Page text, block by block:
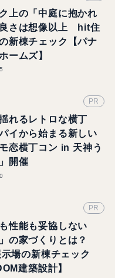
上の「中庭に抱かれ
さは想像以上 hit住
新棟チェック【パナ
ームズ】
PR
れるレトロな横丁
イから始まる新しい
恋横丁コン in 天神う
開催
PR
性能も妥協しない
」の家づくりとは？
場の新棟チェック
建築設計】